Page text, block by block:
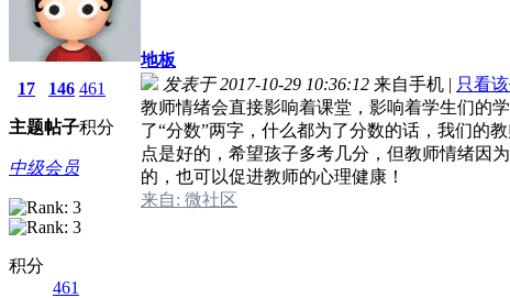
17
主题
146
帖子
461
积分
中级会员
积分
461
地板
发表于 2017-10-29 10:36:12 来自手机 | 只看
教师情绪会直接影响着课堂，影响着学生们的
了“分数”两字，什么都为了分数的话，我们的
点是好的，希望孩子多考几分，但教师情绪因
的，也可以促进教师的心理健康！
来自: 微社区